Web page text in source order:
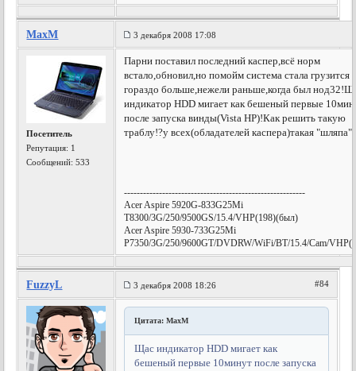
MaxM 3 декабря 2008 17:08
Посетитель
Репутация: 1
Сообщений: 533
Парни поставил последний каспер,всё норм
встало,обновил,но помойм система стала грузится
гораздо больше,нежели раньше,когда был
индикатор HDD мигает как бешеный первые
после запуска винды(Vista HP)!Как решить такую
траблу!?у всех(обладателей каспера)такая
---------------------------------------------------------
Acer Aspire 5920G-833G25Mi
T8300/3G/250/9500GS/15.4/VHP(198)(был)
Acer Aspire 5930-733G25Mi
P7350/3G/250/9600GT/DVDRW/WiFi/BT/15.4/Cam/
FuzzyL 3 декабря 2008 18:26 #84
Цитата: MaxM
Щас индикатор HDD мигает как
бешеный первые 10минут после запуска